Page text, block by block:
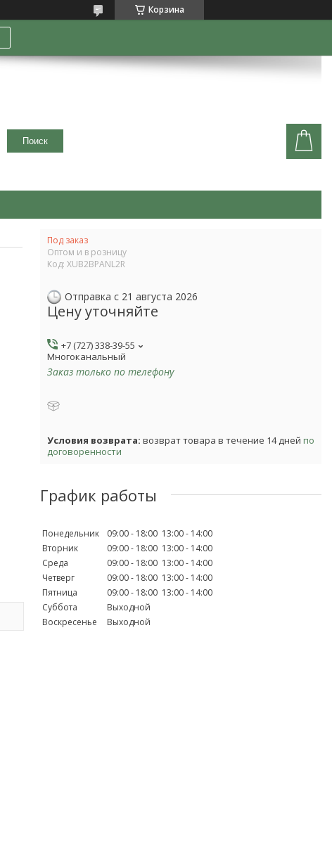
Корзина
Поиск
Под заказ
Оптом и в розницу
Код: XUB2BPANL2R
Отправка с 21 августа 2026
Цену уточняйте
+7 (727) 338-39-55
Многоканальный
Заказ только по телефону
возврат товара в течение 14 дней по
договоренности
График работы
Понедельник 09:00 18:00 13:00
14:00
Вторник
09:00 18:00 13:00
14:00
Среда
09:00 18:00 13:00
14:00
Четверг
09:00 18:00 13:00
14:00
Пятница
09:00 18:00 13:00
14:00
Суббота
Выходной
Воскресенье
Выходной